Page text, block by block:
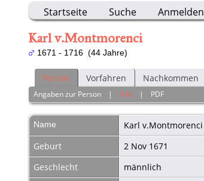
Startseite Suche Anmelden
Karl v.Montmorenci
1671 - 1716 (44 Jahre)
Person Vorfahren Nachkommen
Angaben zur Person |Alle | PDF
Name Karl v.Montmorenci
Geburt
2 Nov 1671
Geschlecht
männlich